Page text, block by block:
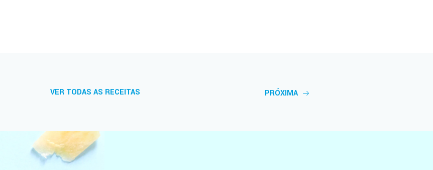
VER TODAS AS RECEITAS PRÓXIMA